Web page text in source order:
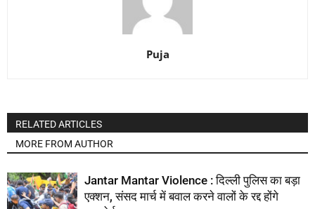
Puja
RELATED ARTICLES
MORE FROM AUTHOR
Jantar Mantar Violence : दिल्ली पुलिस का बड़ा
एक्शन, संसद मार्च में बवाल करने वालों के रद्द होंगे